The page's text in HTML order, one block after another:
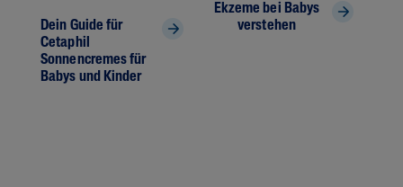
Dein Guide für
Cetaphil
Sonnencremes für
Babys und Kinder
Ekzeme bei Babys
verstehen